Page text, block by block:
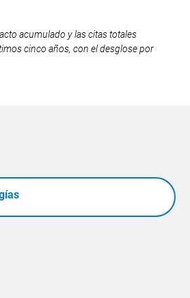
acumulado y las citas totales
cinco años, con el desglose por